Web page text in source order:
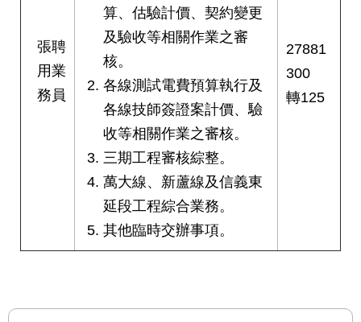
張聘
用業
務員
算、估驗計價、契約變更
及驗收等相關作業之審
核。
各線測試電費預算執行及
各線技師簽證案計價、驗
收等相關作業之審核。
三期工程審核綜整。
萬大線、新蘆線及信義東
延段工程綜合業務。
其他臨時交辦事項。
27881
300
轉125